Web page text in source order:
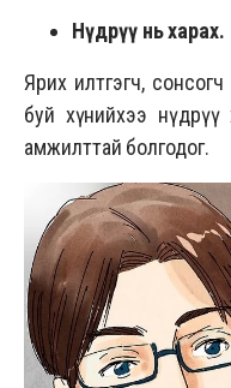
Нүдрүү нь харах.
Ярих илтгэгч,
буй хүнийхээ нүдрүү
амжилттай болгодог.